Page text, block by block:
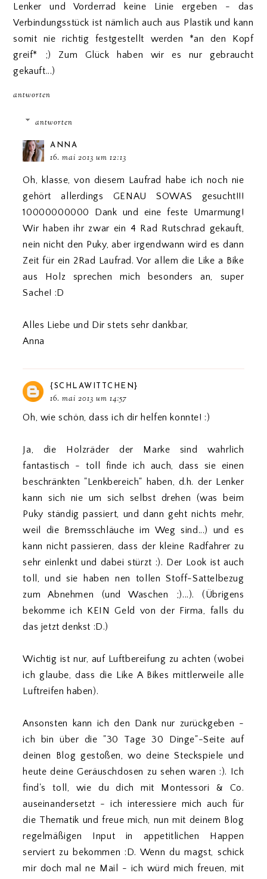
Lenker und Vorderrad keine Linie ergeben - das
Verbindungsstück ist nämlich auch aus Plastik und kann
somit nie richtig festgestellt werden *an den Kopf
greif* ;) Zum Glück haben wir es nur gebraucht
gekauft...)
antworten
antworten
ANNA
16. mai 2013 um 12:13
Oh, klasse, von diesem Laufrad habe ich noch nie
gehört allerdings GENAU SOWAS gesucht!!!
10000000000 Dank und eine feste Umarmung!
Wir haben ihr zwar ein 4 Rad Rutschrad gekauft,
nein nicht den Puky, aber irgendwann wird es dann
Zeit für ein 2Rad Laufrad. Vor allem die Like a Bike
aus Holz sprechen mich besonders an, super
Sache! :D
Alles Liebe und Dir stets sehr dankbar,
Anna
{SCHLAWITTCHEN}
16. mai 2013 um 14:57
Oh, wie schön, dass ich dir helfen konnte! :)
Ja, die Holzräder der Marke sind wahrlich
fantastisch - toll finde ich auch, dass sie einen
beschränkten "Lenkbereich" haben, d.h. der Lenker
kann sich nie um sich selbst drehen (was beim
Puky ständig passiert, und dann geht nichts mehr,
weil die Bremsschläuche im Weg sind...) und es
kann nicht passieren, dass der kleine Radfahrer zu
sehr einlenkt und dabei stürzt :). Der Look ist auch
toll, und sie haben nen tollen Stoff-Sattelbezug
zum Abnehmen (und Waschen ;)...). (Übrigens
bekomme ich KEIN Geld von der Firma, falls du
das jetzt denkst :D.)
Wichtig ist nur, auf Luftbereifung zu achten (wobei
ich glaube, dass die Like A Bikes mittlerweile alle
Luftreifen haben).
Ansonsten kann ich den Dank nur zurückgeben -
ich bin über die "30 Tage 30 Dinge"-Seite auf
deinen Blog gestoßen, wo deine Steckspiele und
heute deine Geräuschdosen zu sehen waren :). Ich
find's toll, wie du dich mit Montessori & Co.
auseinandersetzt - ich interessiere mich auch für
die Thematik und freue mich, nun mit deinem Blog
regelmäßigen Input in appetitlichen Happen
serviert zu bekommen :D. Wenn du magst, schick
mir doch mal ne Mail - ich würd mich freuen, mit